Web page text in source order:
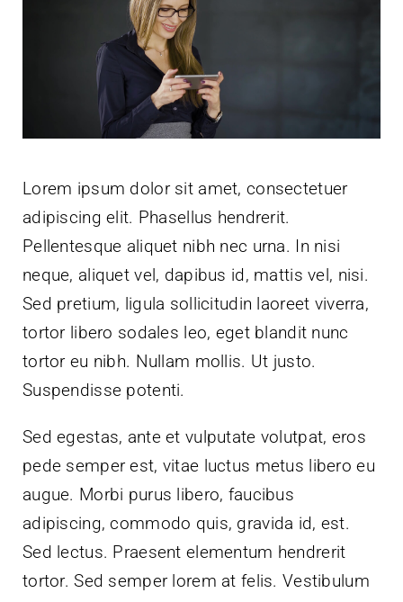
Lorem ipsum dolor sit amet, consectetuer
adipiscing elit. Phasellus hendrerit.
Pellentesque aliquet nibh nec urna. In nisi
neque, aliquet vel, dapibus id, mattis vel, nisi.
Sed pretium, ligula sollicitudin laoreet viverra,
tortor libero sodales leo, eget blandit nunc
tortor eu nibh. Nullam mollis. Ut justo.
Suspendisse potenti.
Sed egestas, ante et vulputate volutpat, eros
pede semper est, vitae luctus metus libero eu
augue. Morbi purus libero, faucibus
adipiscing, commodo quis, gravida id, est.
Sed lectus. Praesent elementum hendrerit
tortor. Sed semper lorem at felis. Vestibulum